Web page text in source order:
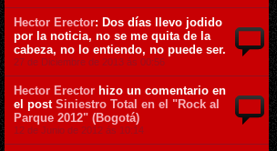
Hector Erector: Dos días llevo jodido
por la noticia, no se me quita de la
cabeza, no lo entiendo, no puede ser.
27 de Diciembre de 2013 ás 00:56
Hector Erector hizo un comentario en
el post Siniestro Total en el "Rock al
Parque 2012" (Bogotá)
12 de Junio de 2012 ás 10:14